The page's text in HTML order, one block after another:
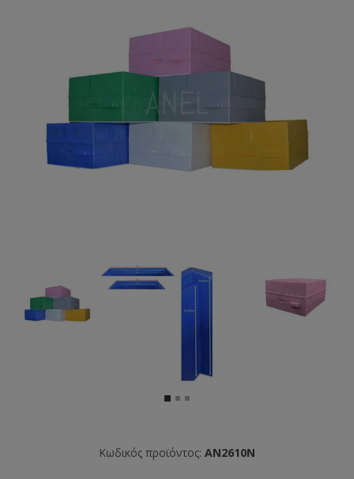
Κωδικός προϊόντος: AN2610N